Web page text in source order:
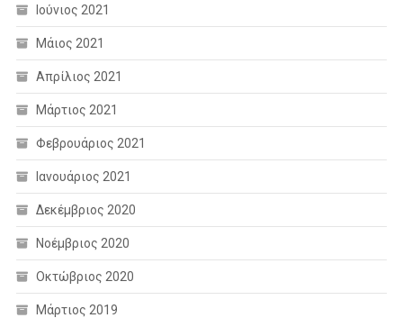
Ιούνιος 2021
Μάιος 2021
Απρίλιος 2021
Μάρτιος 2021
Φεβρουάριος 2021
Ιανουάριος 2021
Δεκέμβριος 2020
Νοέμβριος 2020
Οκτώβριος 2020
Μάρτιος 2019